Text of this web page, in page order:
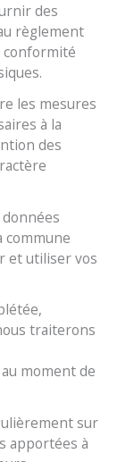
des
règlement
conformité
les mesures
à la
des
commune
et utiliser vos
traiterons
moment de
sur
apportées à